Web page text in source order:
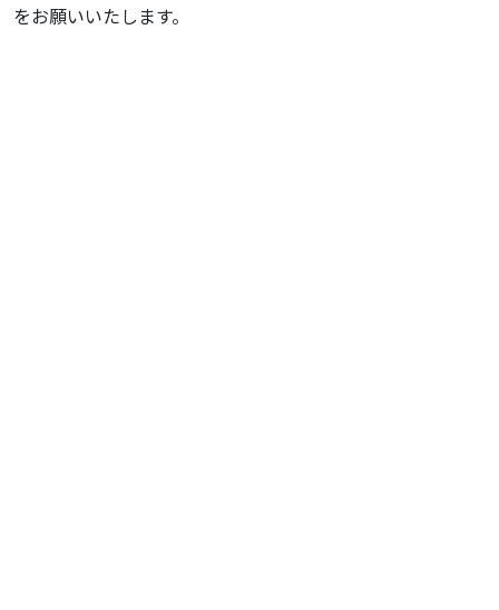
をお願いいたします。